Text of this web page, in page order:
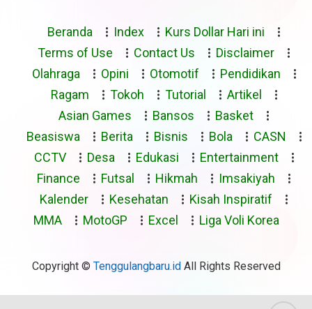
Beranda Index
Kurs Dollar Hari ini
Terms of Use
Contact Us
Disclaimer
Olahraga
Opini Otomotif
Pendidikan
Ragam
Tokoh Tutorial
Artikel
Asian Games
Bansos
Basket
Beasiswa
Berita Bisnis Bola
CASN
CCTV
Desa Edukasi
Entertainment
Finance
Futsal Hikmah
Imsakiyah
Kalender
Kesehatan
Kisah Inspiratif
MMA
MotoGP Excel Liga Voli Korea
Copyright © Tenggulangbaru.idAll Rights Reserved